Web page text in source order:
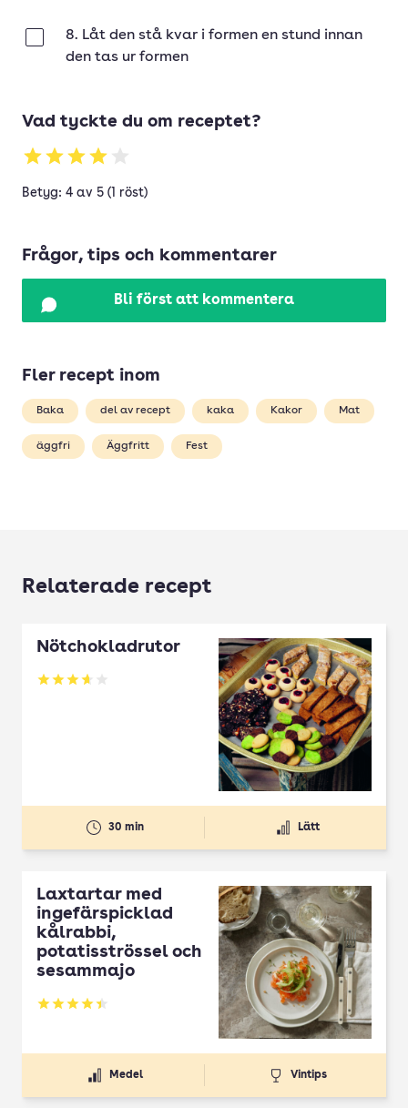
8. Låt den stå kvar i formen en stund innan
den tas ur formen
Vad tyckte du om receptet?
Betyg: 4 av 5 (1 röst)
Frågor, tips och kommentarer
Bli först att kommentera
Fler recept inom
Baka del av recept kaka Kakor Mat
äggfri Äggfritt Fest
Relaterade recept
Nötchokladrutor
Betyg: 3.65 av 5
30 min Lätt
Laxtartar med
ingefärspicklad
kålrabbi,
potatisströssel och
sesammajo
Betyg: 4.4 av 5
Medel Vintips